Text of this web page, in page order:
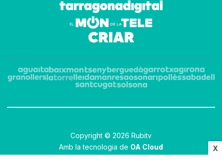
X
Copyright © 2026 Rubitv
Amb la tecnologia de OA Cloud